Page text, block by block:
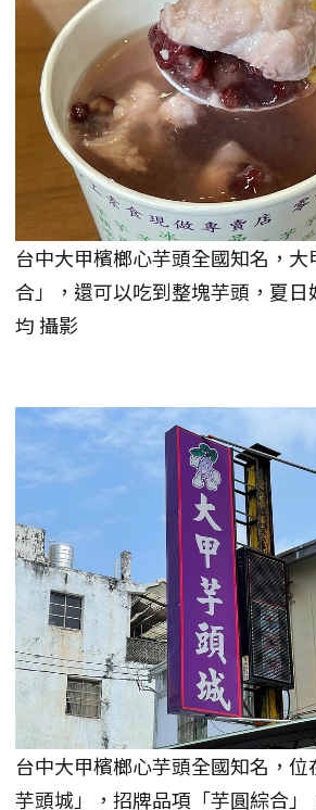
台中大甲檳榔心芋頭全國知名，
合」，還可以吃到整塊芋頭，夏日
均 攝影
台中大甲檳榔心芋頭全國知名，
芋頭城」，招牌品項「芋圓綜合」